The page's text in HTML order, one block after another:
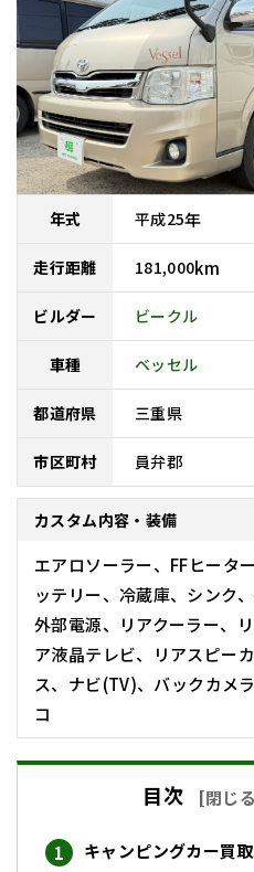
年式 平成25年
走行距離 181,000km
ビルダー ビークル
車種 ベッセル
都道府県 三重県
市区町村 員弁郡
カスタム内容・装備
エアロソーラー、FFヒータ
ッテリー、冷蔵庫、シンク、
外部電源、リアクーラー、
ア液晶テレビ、リアスピー
ス、ナビ(TV)、バックカメ
コ
目次 [閉じ
キャンピングカー買